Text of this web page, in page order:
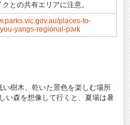
との共有エリアに注意。
places-to-
yangs-regional-park
樹木、乾いた景色を楽しむ場所
い森を想像して行くと、夏場は暑